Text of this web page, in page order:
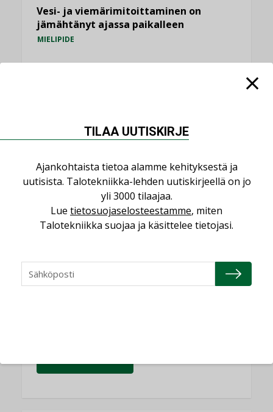
Vesi- ja viemärimitoittaminen on
jämähtänyt ajassa paikalleen
MIELIPIDE
Consti
Refair
NIMITYKSET
TILAA UUTISKIRJE
Ajankohtaista tietoa alamme kehityksestä ja
uutisista. Talotekniikka-lehden uutiskirjeellä on jo
yli 3000 tilaajaa.
Lue tietosuojaselosteestamme, miten
Talotekniikka suojaa ja käsittelee tietojasi.